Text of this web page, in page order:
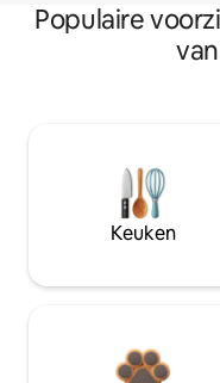
Populaire
Keuken